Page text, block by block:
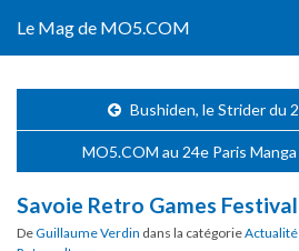
Le Mag de MO5.COM
Bushiden, le Strider du
MO5.COM au 24e Paris
Savoie Retro Games
DeGuillaume Verdin dans la catégorie